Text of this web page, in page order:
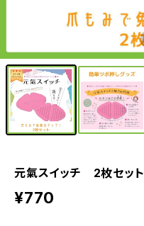
元氣スイッチ 2枚セット
¥770